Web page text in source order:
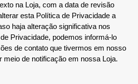
na Loja, com a data de revisão
esta Política de Privacidade a
haja alteração significativa nos
Privacidade, podemos informá-lo
de contato que tivermos em nosso
meio de notificação em nossa Loja.